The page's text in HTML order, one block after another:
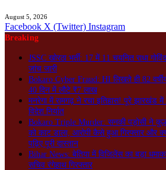
August 5, 2026
Facebook X (Twitter) Instagram
Breaking
JSSC खोरठा भर्ती: 17 में 11 चयनित राधा
जांच जारी
Bokaro Cyber Fraud: HI लिखते ही 82
40 दिन में लौटे ₹7 लाख
मनरेगा में रामगढ़ ने रचा इतिहास! पूरे
विदेश निर्यात
Bokaro Triple Murder: सनकी पड़ोसी ने
को काट डाला, आरोपी कैसे हुआ गिरफ्तार और
पढ़िए पूरी दास्तान
Bihar News: बेतिया में विजिलेंस का बड़ा
सचिव रंगेहाथ गिरफ्तार